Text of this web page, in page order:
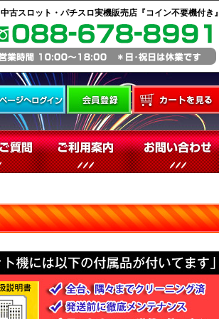
中古スロット・パチスロ実機販売店『コイン不要機付き』